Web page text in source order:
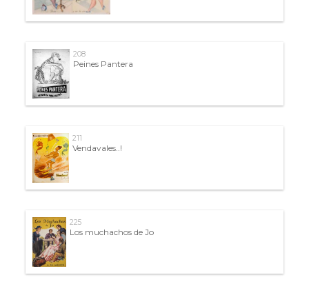
208
Peines Pantera
211
Vendavales..!
225
Los muchachos de Jo